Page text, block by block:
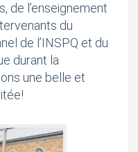
de l’enseignement
du
de l’INSPQ et du
durant la
une belle et